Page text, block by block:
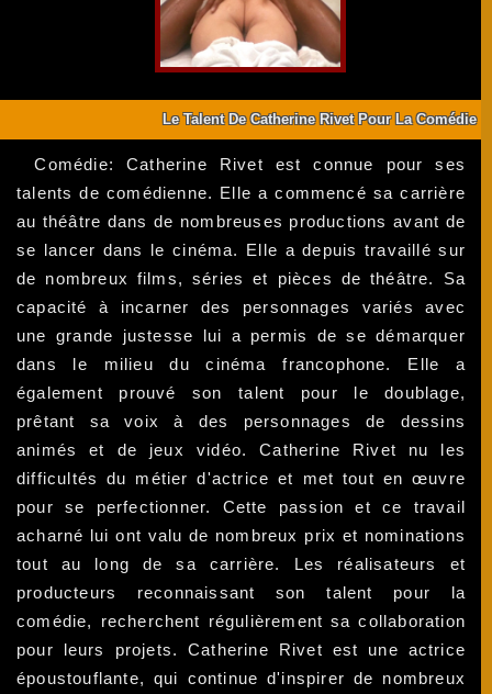
Le Talent De Catherine Rivet Pour La Comédie
Comédie: Catherine Rivet est connue pour ses
talents de comédienne. Elle a commencé sa carrière
au théâtre dans de nombreuses productions avant de
se lancer dans le cinéma. Elle a depuis travaillé sur
de nombreux films, séries et pièces de théâtre. Sa
capacité à incarner des personnages variés avec
une grande justesse lui a permis de se démarquer
dans le milieu du cinéma francophone. Elle a
également prouvé son talent pour le doublage,
prêtant sa voix à des personnages de dessins
animés et de jeux vidéo. Catherine Rivet nu les
difficultés du métier d'actrice et met tout en œuvre
pour se perfectionner. Cette passion et ce travail
acharné lui ont valu de nombreux prix et nominations
tout au long de sa carrière. Les réalisateurs et
producteurs reconnaissant son talent pour la
comédie, recherchent régulièrement sa collaboration
pour leurs projets. Catherine Rivet est une actrice
époustouflante, qui continue d'inspirer de nombreux